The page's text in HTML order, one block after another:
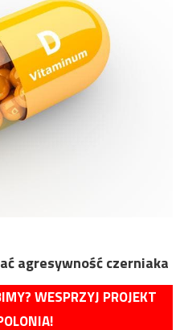
agresywność czerniaka
WESPRZYJ PROJEKT